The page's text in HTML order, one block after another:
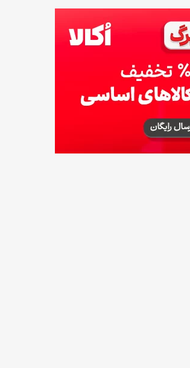
زمان شارژ کالابرگ تغییر کرد؛ جزئیات برنامه
جدید واریز اعتبار در مرداد
14 مرداد 1405
توصیه‌های مهم برای دفع انواع حشرات در خانه
14 مرداد 1405
طرز تهیه آلبالو شور خانگی؛ خوش‌رنگ و بدون
کپک
14 مرداد 1405